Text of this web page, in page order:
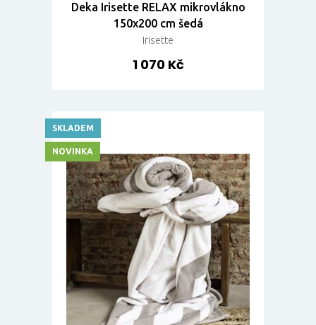
Deka Irisette RELAX mikrovlákno
150x200 cm šedá
Irisette
1 070 Kč
SKLADEM
NOVINKA